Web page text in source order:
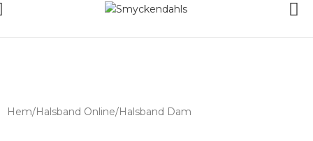
Hem/Halsband Online/Halsband Dam